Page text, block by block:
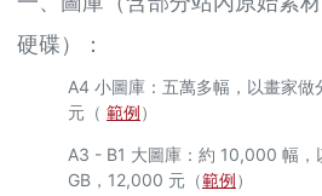
硬碟）：
A4 小圖庫：五萬多幅，以畫家
元（ 範例）
A3 - B1 大圖庫：約 10,000 幅，
GB，12,000 元（範例）